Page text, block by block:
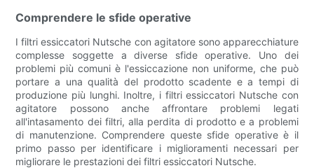
Comprendere le sfide operative
I filtri essiccatori Nutsche con agitatore sono apparecchiature
complesse soggette a diverse sfide operative. Uno dei
problemi più comuni è l'essiccazione non uniforme, che può
portare a una qualità del prodotto scadente e a tempi di
produzione più lunghi. Inoltre, i filtri essiccatori Nutsche con
agitatore possono anche affrontare problemi legati
all'intasamento dei filtri, alla perdita di prodotto e a problemi
di manutenzione. Comprendere queste sfide operative è il
primo passo per identificare i miglioramenti necessari per
migliorare le prestazioni dei filtri essiccatori Nutsche.